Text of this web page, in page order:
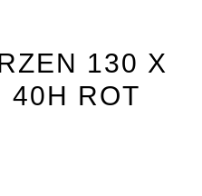
130 X
40H ROT